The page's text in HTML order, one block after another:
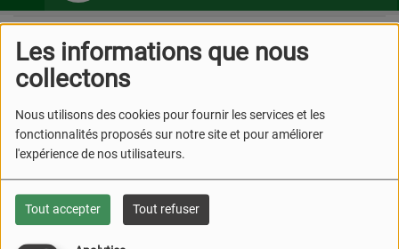
Les informations que nous
collectons
Nous utilisons des cookies pour fournir les services et les
fonctionnalités proposés sur notre site et pour améliorer
l'expérience de nos utilisateurs.
Tout accepter Tout refuser